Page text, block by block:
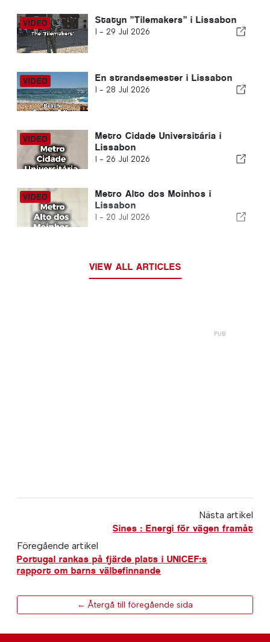
Statyn ”Tilemakers” i Lissabon
I - 29 Jul 2026
En strandsemester i Lissabon
I - 28 Jul 2026
Metro Cidade Universitária i
Lissabon
I - 26 Jul 2026
Metro Alto dos Moinhos i
Lissabon
I - 20 Jul 2026
VIEW ALL ARTICLES
Nästa artikel
Sines : Energi för vägen framåt
Föregående artikel
Portugal rankas på fjärde plats i UNICEF:s
rapport om barns välbefinnande
← Återgå till föregående sida